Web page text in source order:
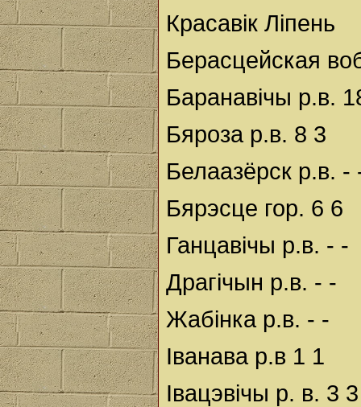
Красавік Ліпень
Берасцейская
Баранавічы р.в.
Бяроза р.в. 8 3
Белаазёрск р.в. -
Бярэсце гор. 6 6
Ганцавічы р.в. - -
Драгічын р.в. - -
Жабінка р.в. - -
Іванава р.в 1 1
Івацэвічы р. в. 3 3